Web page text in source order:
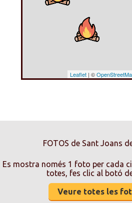
Leaflet | ©
FOTOS de Sant Joans
Es mostra només 1 foto per cada
totes, fes clic al botó
Veure totes les